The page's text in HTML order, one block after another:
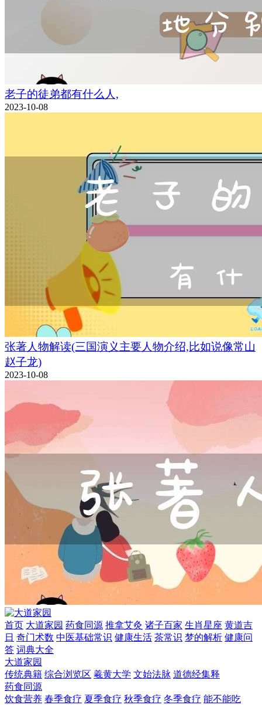
老子的徒弟都有什么人,
2023-10-08
张著人物解读(三国演义主要人物介绍,比如说像常山
赵子龙)
2023-10-08
首页 大道家园 药食同源 推拿艾灸 诸子百家 生肖星座 黄道吉
日 奇门术数 中医基础常识 健康生活 茶常识 梦的解析 健康问
答 词典大全
大道家园
传统典籍 综合浏览区 羲黄大学 文始法脉 道德经集释
药食同源
饮食营养 春季食疗 夏季食疗 秋季食疗 冬季食疗 能不能吃